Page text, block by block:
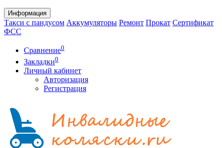
Информация
Такси с пандусом Аккумуляторы Ремонт Прокат Сертификат
ФСС
Сравнение0
Закладки0
Личный кабинет
Авторизация
Регистрация